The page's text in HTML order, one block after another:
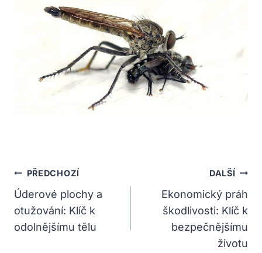
Navigace
Pro
Příspěvek
PŘEDCHOZÍ
Úderové plochy a
otužování: Klíč k
odolnějšímu tělu
DALŠÍ
Ekonomický práh
škodlivosti: Klíč k
bezpečnějšímu
životu